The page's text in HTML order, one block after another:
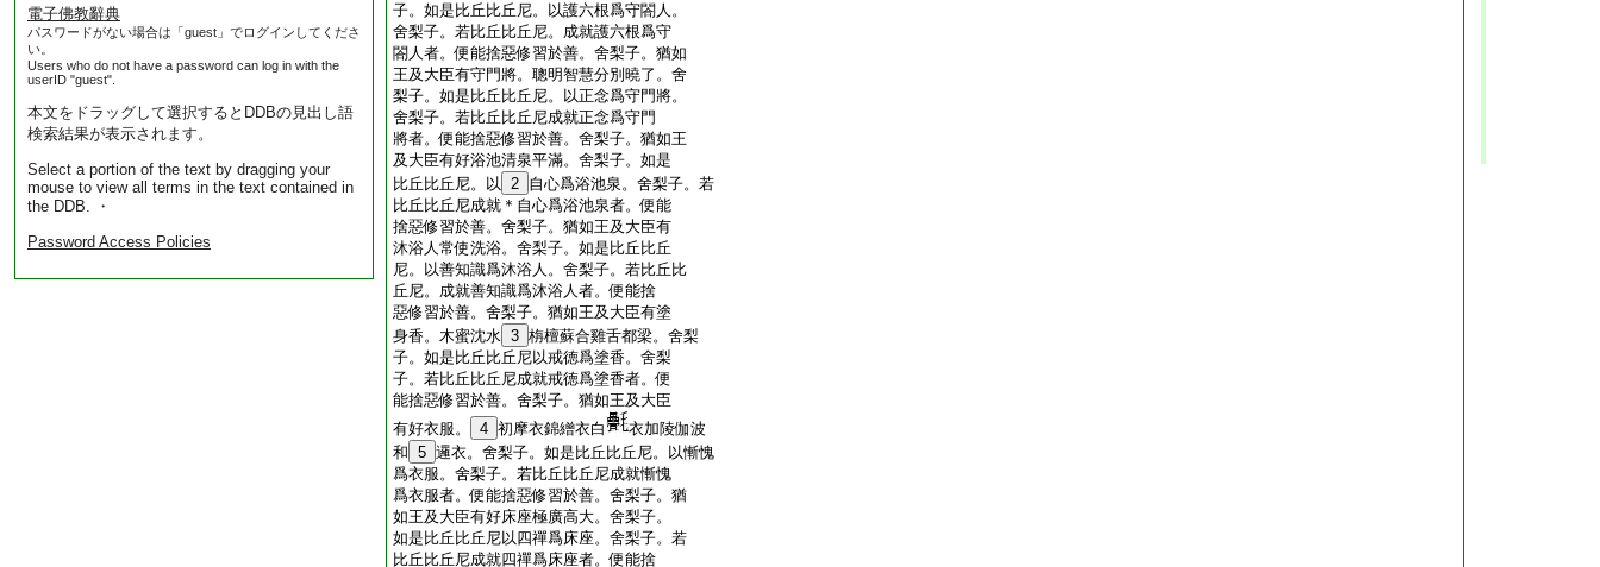
電子佛教辭典
パスワードがない場合は「guest」でログインしてくださ
い。
Users who do not have a password can log in with the
userID "guest".
本文をドラッグして選択するとDDBの見出し語
検索結果が表示されます。
Select a portion of the text by dragging your
mouse to view all terms in the text contained in
the DDB. ・
Password Access Policies
子。如是比丘比丘尼。以護六根爲守閤人。
舍梨子。若比丘比丘尼。成就護六根爲守
閤人者。便能捨惡修習於善。舍梨子。猶如
王及大臣有守門將。聰明智慧分別曉了。舍
梨子。如是比丘比丘尼。以正念爲守門將。
舍梨子。若比丘比丘尼成就正念爲守門
將者。便能捨惡修習於善。舍梨子。猶如王
及大臣有好浴池清泉平滿。舍梨子。如是
比丘比丘尼。以 2 自心爲浴池泉。舍梨子。若
比丘比丘尼成就＊自心爲浴池泉者。便能
捨惡修習於善。舍梨子。猶如王及大臣有
沐浴人常使洗浴。舍梨子。如是比丘比丘
尼。以善知識爲沐浴人。舍梨子。若比丘比
丘尼。成就善知識爲沐浴人者。便能捨
惡修習於善。舍梨子。猶如王及大臣有塗
身香。木蜜沈水 3 栴檀蘇合雞舌都梁。舍梨
子。如是比丘比丘尼以戒徳爲塗香。舍梨
子。若比丘比丘尼成就戒徳爲塗香者。便
能捨惡修習於善。舍梨子。猶如王及大臣
有好衣服。
4 初摩衣錦繒衣白
衣加陵伽波
和 5 邏衣。舍梨子。如是比丘比丘尼。以慚愧
爲衣服。舍梨子。若比丘比丘尼成就慚愧
爲衣服者。便能捨惡修習於善。舍梨子。猶
如王及大臣有好床座極廣高大。舍梨子。
如是比丘比丘尼以四禪爲床座。舍梨子。若
比丘比丘尼成就四禪爲床座者。便能捨